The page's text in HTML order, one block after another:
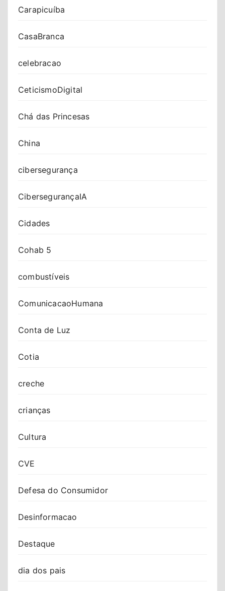
Carapicuíba
CasaBranca
celebracao
CeticismoDigital
Chá das Princesas
China
cibersegurança
CibersegurançaIA
Cidades
Cohab 5
combustíveis
ComunicacaoHumana
Conta de Luz
Cotia
creche
crianças
Cultura
CVE
Defesa do Consumidor
Desinformacao
Destaque
dia dos pais